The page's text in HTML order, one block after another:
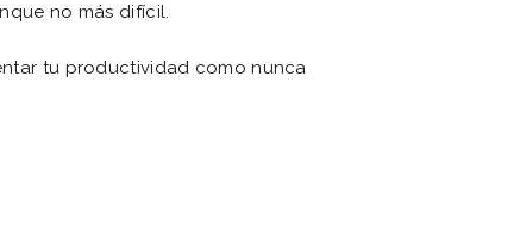
no más difícil.
tu productividad como nunca